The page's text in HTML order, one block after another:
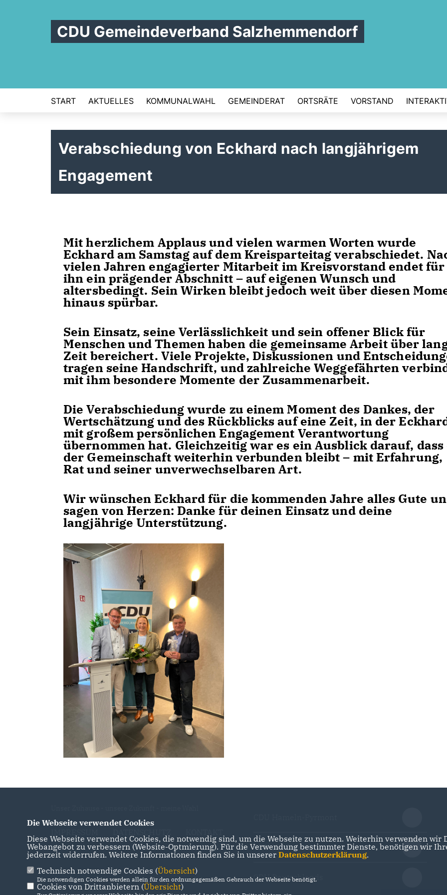
CDU Gemeindeverband Salzhemmendorf
START AKTUELLES KOMMUNALWAHL GEMEINDERAT ORTSRÄTE VORSTAND
Verabschiedung von Eckhard nach langjährigem
Engagement
Mit herzlichem Applaus und vielen warmen Worten wurde
Eckhard am Samstag auf dem Kreisparteitag verabschiedet.
vielen Jahren engagierter Mitarbeit im Kreisvorstand endet für
ihn ein prägender Abschnitt – auf eigenen Wunsch und
altersbedingt. Sein Wirken bleibt jedoch weit über diesen
hinaus spürbar.
Sein Einsatz, seine Verlässlichkeit und sein offener Blick für
Menschen und Themen haben die gemeinsame Arbeit über
Zeit bereichert. Viele Projekte, Diskussionen und
tragen seine Handschrift, und zahlreiche Weggefährten
mit ihm besondere Momente der Zusammenarbeit.
Die Verabschiedung wurde zu einem Moment des Dankes, der
Wertschätzung und des Rückblicks auf eine Zeit, in der
mit großem persönlichen Engagement Verantwortung
übernommen hat. Gleichzeitig war es ein Ausblick darauf, dass
der Gemeinschaft weiterhin verbunden bleibt – mit Erfahrung,
Rat und seiner unverwechselbaren Art.
Wir wünschen Eckhard für die kommenden Jahre alles Gute
sagen von Herzen: Danke für deinen Einsatz und deine
langjährige Unterstützung.
CDU Niedersachsen
CDU Deutschlands
Die Webseite verwendet Cookies
Diese Webseite verwendet Cookies, die notwendig sind, um die Webseite zu nutzen. Weiterhin verwenden
Webangebot zu verbessern (Website-Optmierung). Für die Verwendung bestimmter Dienste, benötigen wir
jederzeit widerrufen. Weitere Informationen finden Sie in unserer Datenschutzerklärung.
Technisch notwendige Cookies (Übersicht)
Die notwendigen Cookies werden allein für den ordnungsgemäßen Gebrauch der Webseite benötigt.
Cookies von Drittanbietern (Übersicht)